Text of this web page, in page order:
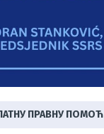
ПРАВНУ ПОМОЋ